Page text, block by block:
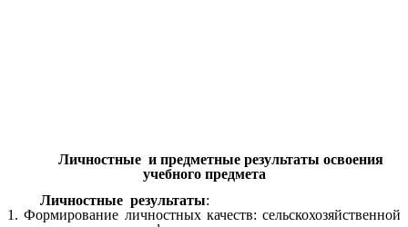
Личностные и предметные результаты освоения
учебного предмета
Личностные результаты:
1. Формирование личностных качеств: сельскохозяйственной